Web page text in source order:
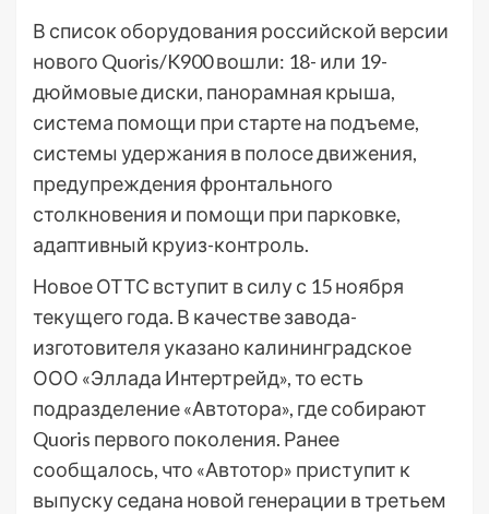
В список оборудования российской версии
нового Quoris/K900 вошли: 18- или 19-
дюймовые диски, панорамная крыша,
система помощи при старте на подъеме,
системы удержания в полосе движения,
предупреждения фронтального
столкновения и помощи при парковке,
адаптивный круиз-контроль.
Новое ОТТС вступит в силу с 15 ноября
текущего года. В качестве завода-
изготовителя указано калининградское
ООО «Эллада Интертрейд», то есть
подразделение «Автотора», где собирают
Quoris первого поколения. Ранее
сообщалось, что «Автотор» приступит к
выпуску седана новой генерации в третьем